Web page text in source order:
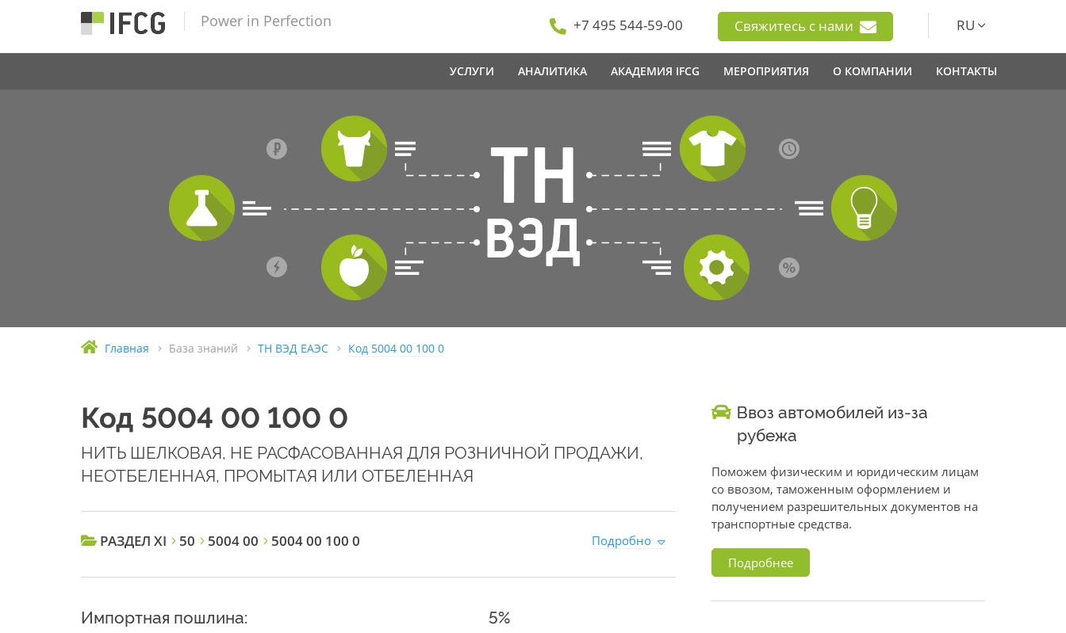
Power in Perfection +7 495 544-59-00 Свяжитесь с нами RU
УСЛУГИ АНАЛИТИКА АКАДЕМИЯ IFCG МЕРОПРИЯТИЯ О КОМПАНИИ КОНТАКТЫ
Главная База знаний ТН ВЭД ЕАЭС Код 5004 00 100 0
Код 5004 00 100 0
НИТЬ ШЕЛКОВАЯ, НЕ РАСФАСОВАННАЯ ДЛЯ РОЗНИЧНОЙ ПРОДАЖИ,
НЕОТБЕЛЕННАЯ, ПРОМЫТАЯ ИЛИ ОТБЕЛЕННАЯ
РАЗДЕЛ XI 50 5004 00 5004 00 100 0 Подробно
Импортная пошлина: 5%
Ввоз автомобилей из-за
рубежа
Поможем физическим и юридическим лицам
со ввозом, таможенным оформлением и
получением разрешительных документов на
транспортные средства.
Подробнее